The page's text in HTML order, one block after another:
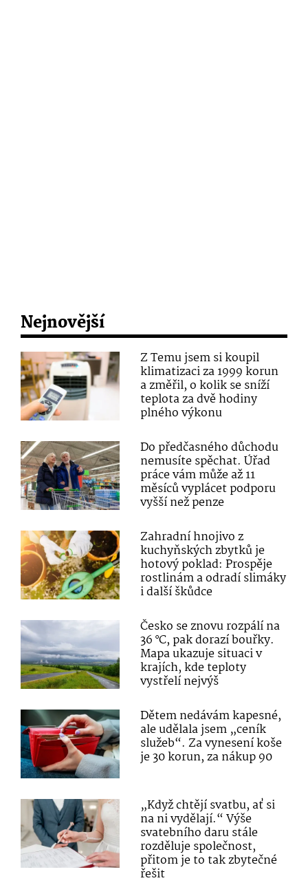
Nejnovější
Z Temu jsem si koupil
klimatizaci za 1999 korun
a změřil, o kolik se sníží
teplota za dvě hodiny
plného výkonu
Do předčasného důchodu
nemusíte spěchat. Úřad
práce vám může až 11
měsíců vyplácet podporu
vyšší než penze
Zahradní hnojivo z
kuchyňských zbytků je
hotový poklad: Prospěje
rostlinám a odradí slimáky
i další škůdce
Česko se znovu rozpálí na
36 °C, pak dorazí bouřky.
Mapa ukazuje situaci v
krajích, kde teploty
vystřelí nejvýš
Dětem nedávám kapesné,
ale udělala jsem „ceník
služeb“. Za vynesení koše
je 30 korun, za nákup 90
„Když chtějí svatbu, ať si
na ni vydělají.“ Výše
svatebního daru stále
rozděluje společnost,
přitom je to tak zbytečné
řešit